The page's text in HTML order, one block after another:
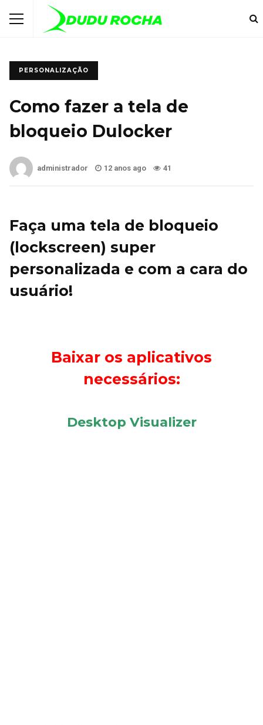
PERSONALIZAÇÃO
Como fazer a tela de
bloqueio Dulocker
administrador 12 anos ago 41
Faça uma tela de bloqueio
(lockscreen) super
personalizada e com a cara do
usuário!
Baixar os aplicativos
necessários:
Desktop Visualizer